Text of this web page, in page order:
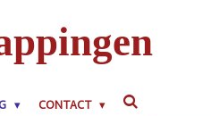
CONTACT